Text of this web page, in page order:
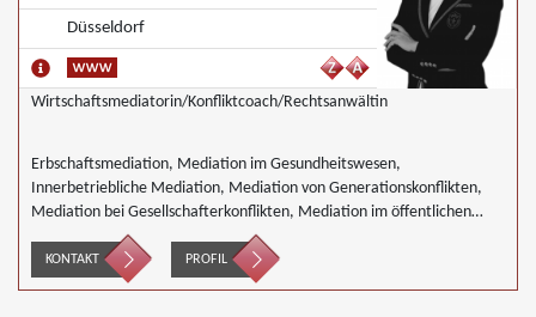
Düsseldorf
Wirtschaftsmediatorin/Konfliktcoach/Rechtsanwältin
Erbschaftsmediation, Mediation im Gesundheitswesen,
Innerbetriebliche Mediation, Mediation von Generationskonflikten,
Mediation bei Gesellschafterkonflikten, Mediation im öffentlichen
Bereich, Mediation bei Team- und Gruppenkonflikten, Mediation von
Unternehmensnachfolgen, Mediation in der Wohnungswirtschaft,
Nachbarschaftsmediation, Wirtschaftsmediation
KONTAKT PROFIL